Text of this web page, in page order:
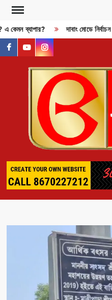
Skip
content
এ কেমন ব্যাপার? দাবাং মোডে
facebook
youtubeinstagram